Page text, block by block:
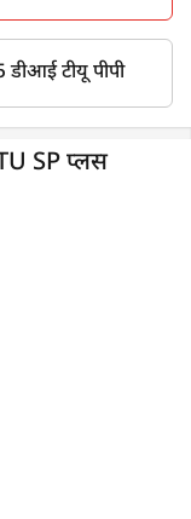
डीआई टीयू पीपी
SP प्लस